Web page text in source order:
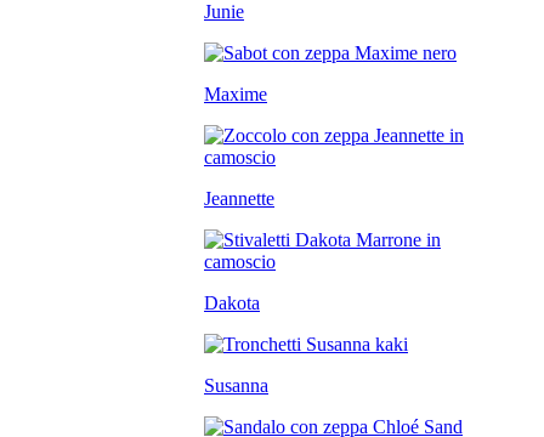
Junie
Maxime
Jeannette
Dakota
Susanna